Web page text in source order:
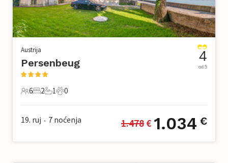
Austrija
Persenbeug
6 Gosti
6
2 Spavaće sobe
2
1 Kupaonica
1
0 Kućni ljubimac
0
4
od 5
19. ruj • 7 noćenja 1.478 € 1.034 €